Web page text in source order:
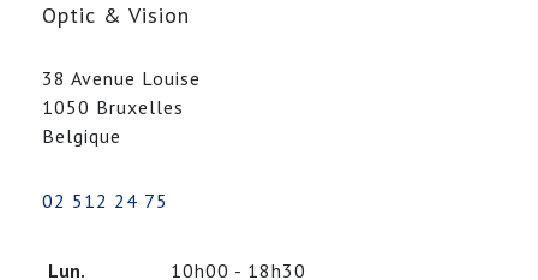
Optic & Vision
38 Avenue Louise
1050 Bruxelles
Belgique
02 512 24 75
Lun. 10h00 - 18h30